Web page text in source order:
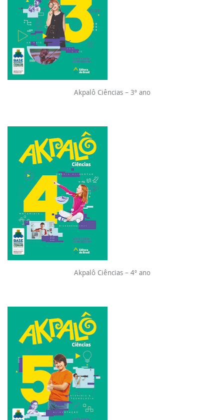
Akpalô Ciências – 3º ano
Akpalô Ciências – 4º ano